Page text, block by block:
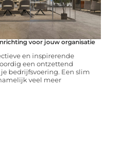
voor jouw organisatie
en inspirerende
een ontzettend
bedrijfsvoering. Een slim
veel meer